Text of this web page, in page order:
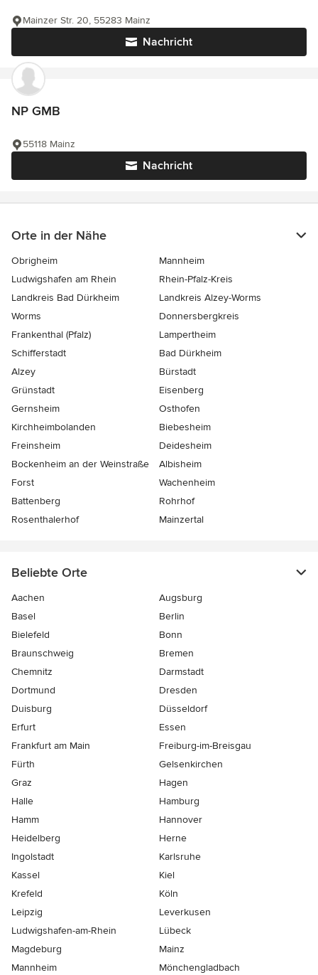
Nachricht
Mainzer Str. 20, 55283 Mainz
NP GMB
Nachricht
55118 Mainz
Orte in der Nähe
Obrigheim
Mannheim
Ludwigshafen am Rhein
Rhein-Pfalz-Kreis
Landkreis Bad Dürkheim
Landkreis Alzey-Worms
Worms
Donnersbergkreis
Frankenthal (Pfalz)
Lampertheim
Schifferstadt
Bad Dürkheim
Alzey
Bürstadt
Grünstadt
Eisenberg
Gernsheim
Osthofen
Kirchheimbolanden
Biebesheim
Freinsheim
Deidesheim
Bockenheim an der Weinstraße
Albisheim
Forst
Wachenheim
Battenberg
Rohrhof
Rosenthalerhof
Mainzertal
Beliebte Orte
Aachen
Augsburg
Basel
Berlin
Bielefeld
Bonn
Braunschweig
Bremen
Chemnitz
Darmstadt
Dortmund
Dresden
Duisburg
Düsseldorf
Erfurt
Essen
Frankfurt am Main
Freiburg-im-Breisgau
Fürth
Gelsenkirchen
Graz
Hagen
Halle
Hamburg
Hamm
Hannover
Heidelberg
Herne
Ingolstadt
Karlsruhe
Kassel
Kiel
Krefeld
Köln
Leipzig
Leverkusen
Ludwigshafen-am-Rhein
Lübeck
Magdeburg
Mainz
Mannheim
Mönchen­gladbach